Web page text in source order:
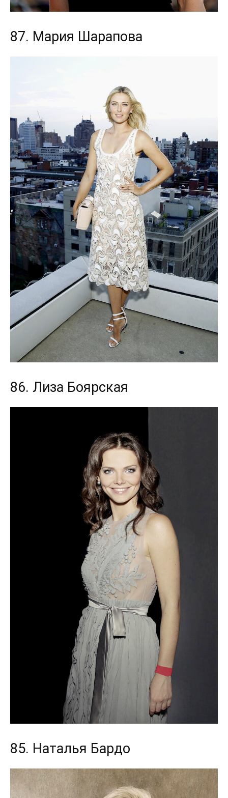
87. Мария Шарапова
86. Лиза Боярская
85. Наталья Бардо